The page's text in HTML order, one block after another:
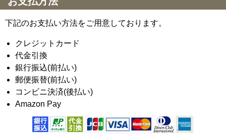
下記のお支払い方法をご用意しております。
クレジットカード
代金引換
銀行振込(前払い)
郵便振替(前払い)
コンビニ決済(後払い)
Amazon Pay